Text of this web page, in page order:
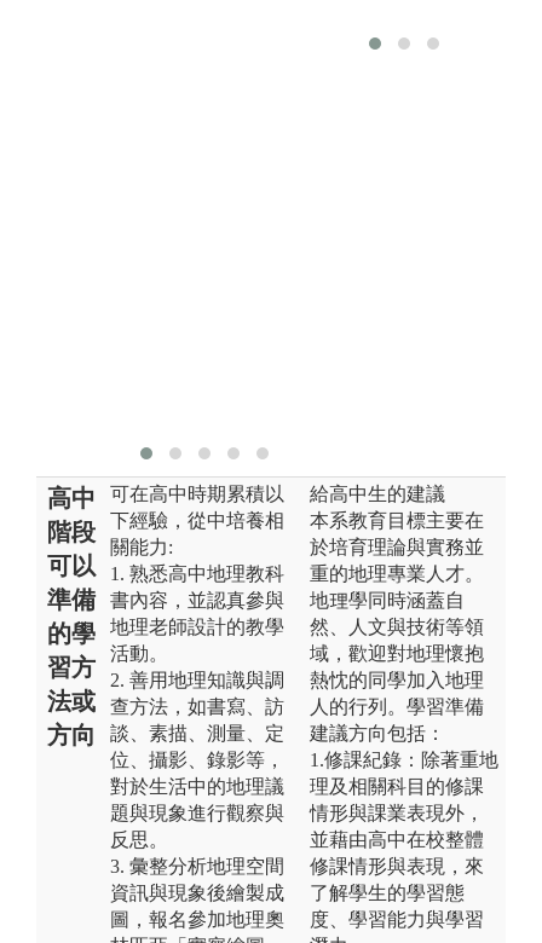
高中
階段
可以
準備
的學
習方
法或
方向
可在高中時期累積以
下經驗，從中培養相
關能力:
1. 熟悉高中地理教科
書內容，並認真參與
地理老師設計的教學
活動。
2. 善用地理知識與調
查方法，如書寫、訪
談、素描、測量、定
位、攝影、錄影等，
對於生活中的地理議
題與現象進行觀察與
反思。
3. 彙整分析地理空間
資訊與現象後繪製成
圖，報名參加地理奧
給高中生的建議
本系教育目標主要在
於培育理論與實務並
重的地理專業人才。
地理學同時涵蓋自
然、人文與技術等領
域，歡迎對地理懷抱
熱忱的同學加入地理
人的行列。學習準備
建議方向包括：
1.修課紀錄：除著重地
理及相關科目的修課
情形與課業表現外，
並藉由高中在校整體
修課情形與表現，來
了解學生的學習態
度、學習能力與學習